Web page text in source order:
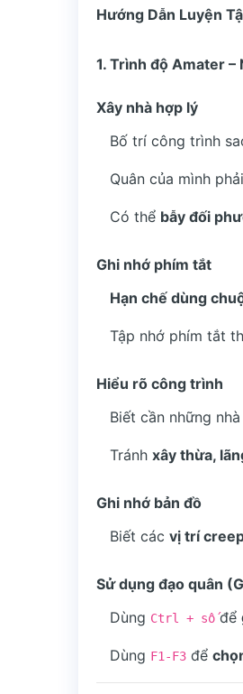
Hướng Dẫn Luyện
1. Trình độ Amater
Xây nhà hợp lý
Bố trí công trình
Quân của mình phải
Có thể bẫy đối
Ghi nhớ phím tắt
Hạn chế dùng
Tập nhớ phím tắt
Hiểu rõ công trình
Biết cần những
Tránh xây thừa,
Ghi nhớ bản đồ
Biết các vị trí
Sử dụng đạo quân
Dùng Ctrl + sốđể
Dùng F1-F3 để